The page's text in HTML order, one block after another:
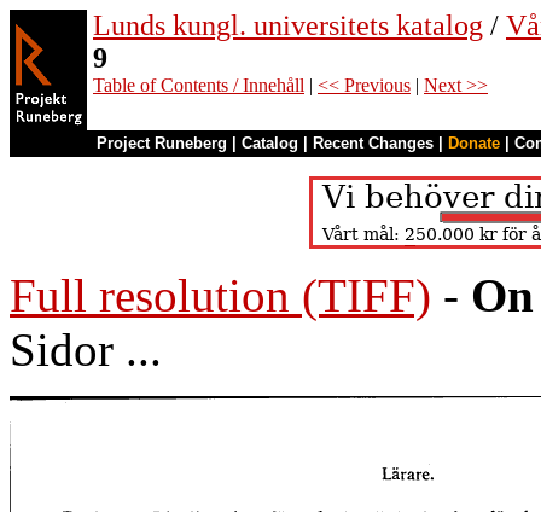
Lunds kungl. universitets katalog /
9
Table of Contents / Innehåll | << Previous | Next >>
Project Runeberg Catalog Recent Changes Donate
Full resolution (TIFF) -
Sidor ...